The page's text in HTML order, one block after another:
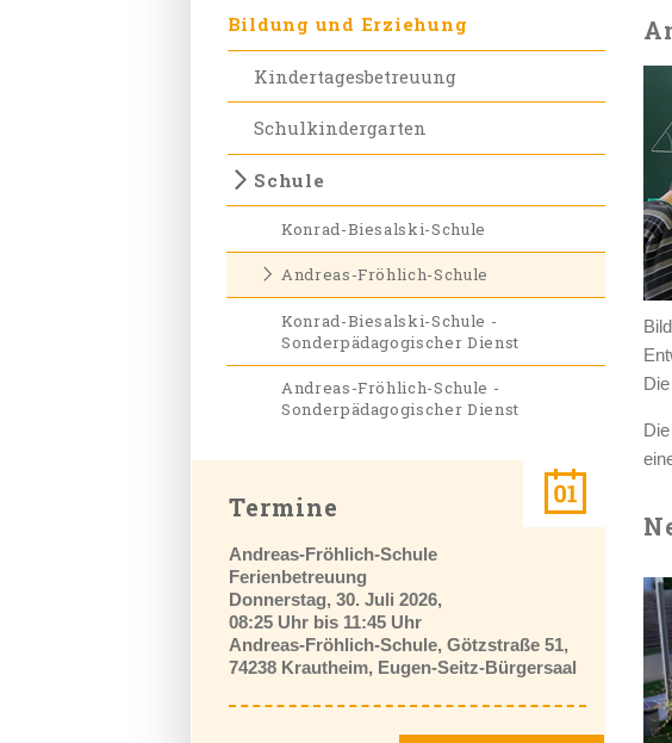
Bildung und Erziehung
Kindertagesbetreuung
Schulkindergarten
Schule
Konrad-Biesalski-Schule
Andreas-Fröhlich-Schule
Konrad-Biesalski-Schule -
Sonderpädagogischer Dienst
Andreas-Fröhlich-Schule -
Sonderpädagogischer Dienst
Termine
Andreas-Fröhlich-Schule
Ferienbetreuung
Donnerstag, 30. Juli 2026,
08:25 Uhr bis 11:45 Uhr
Andreas-Fröhlich-Schule, Götzstraße 51,
74238 Krautheim, Eugen-Seitz-Bürgersaal